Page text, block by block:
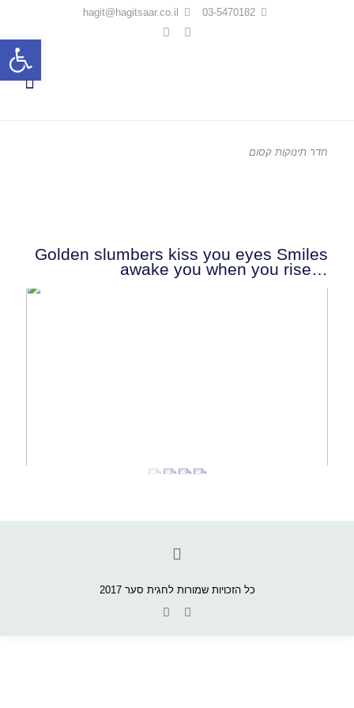
03-5470182
hagit@hagitsaar.co.il
חדר תינוקות קסום
Golden slumbers kiss you eyes Smiles
awake you when you rise…
כל הזכויות שמורות לחגית סער 2017
פתח